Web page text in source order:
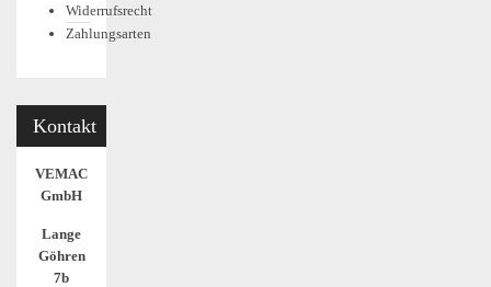
Widerrufsrecht
Zahlungsarten
Kontakt
VEMAC
GmbH
Lange
Göhren
7b